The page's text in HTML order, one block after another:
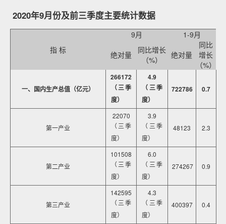
2020年9月份及前三季度主要统计数据
指 标
9月
1-9月
绝对量
同比增长
（%）
绝对量
同比
增长
（%）
一、国内生产总值（亿元）
266172
（三季
度）
4.9
（三季
度）
722786 0.7
第一产业
22070
（三季
度）
3.9
（三季
度）
48123 2.3
第二产业
101508
（三季
度）
6.0
（三季
度）
274267 0.9
第三产业
142595
（三季
度）
4.3
（三季
度）
400397 0.4